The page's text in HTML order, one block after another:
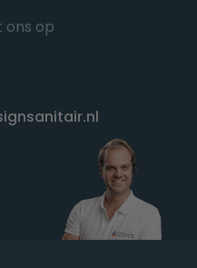
ons op